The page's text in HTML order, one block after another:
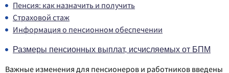
Пенсия: как назначить и получить
Страховой стаж
Информация о пенсионном обеспечении
Размеры пенсионных выплат, исчисляемых от БПМ
Важные изменения для пенсионеров и работников введены